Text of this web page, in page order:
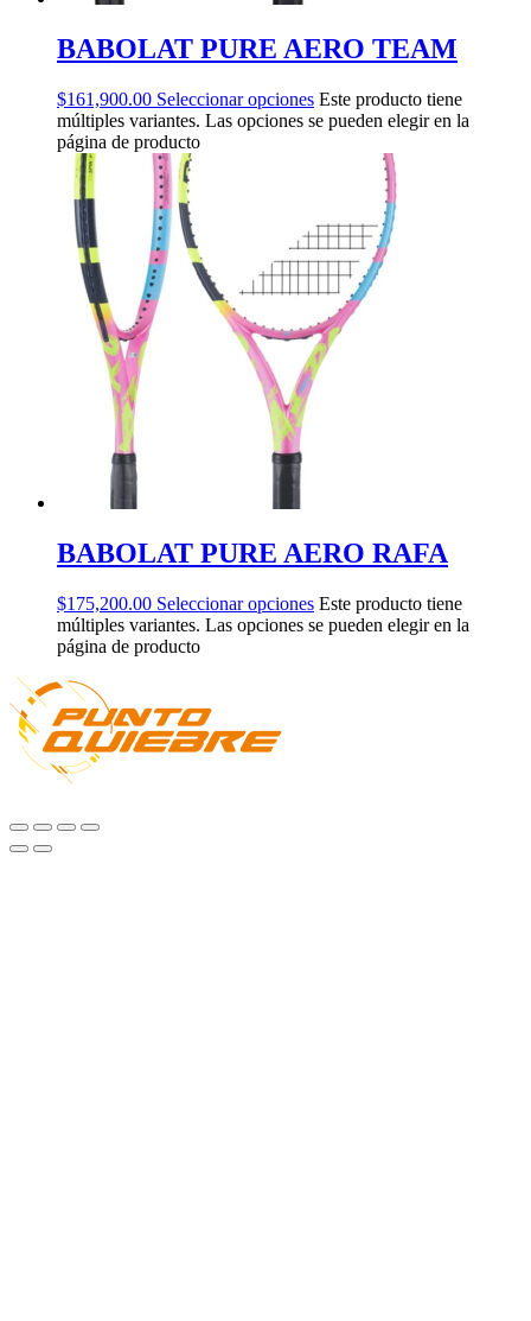
BABOLAT PURE AERO TEAM
$161,900.00 Seleccionar opciones Este producto tiene
múltiples variantes. Las opciones se pueden elegir en la
página de producto
BABOLAT PURE AERO RAFA
$175,200.00 Seleccionar opciones Este producto tiene
múltiples variantes. Las opciones se pueden elegir en la
página de producto